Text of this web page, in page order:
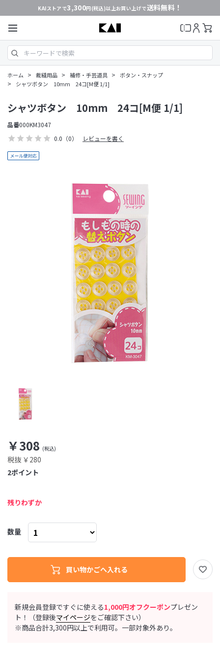
KAIストアで3,300円(税込)以上お買い上げで送料無料！
ホーム > 裁縫用品 > 補修・手芸道具 > ボタン・スナップ
> シャツボタン 10mm 24コ[M便 1/1]
0.0 （0） レビューを書く
新規会員登録ですぐに使える1,000円オフクーポンプレゼン
ト！（登録後マイページをご確認下さい）
※商品合計3,300円以上で利用可。一部対象外あり。
シャツボタン 10mm 24コ[M便 1/1]
￥308
税抜 ￥280
品番000KM3047
ポイント
2
残りわずか
数量